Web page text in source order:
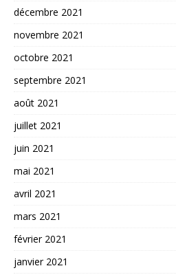
décembre 2021
novembre 2021
octobre 2021
septembre 2021
août 2021
juillet 2021
juin 2021
mai 2021
avril 2021
mars 2021
février 2021
janvier 2021